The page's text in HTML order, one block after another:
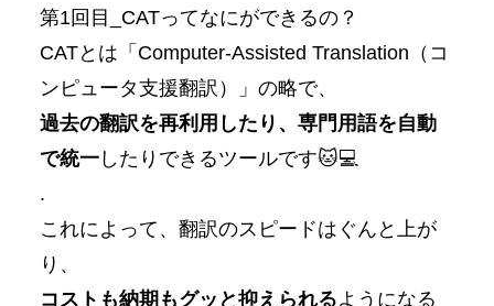
第1回目_CATってなにができるの？
CATとは「Computer-Assisted Translation（コ
ンピュータ支援翻訳）」の略で、
過去の翻訳を再利用したり、専門用語を自動
で統一したりできるツールです🐱💻
.
これによって、翻訳のスピードはぐんと上が
り、
コストも納期もグッと抑えられるようになる